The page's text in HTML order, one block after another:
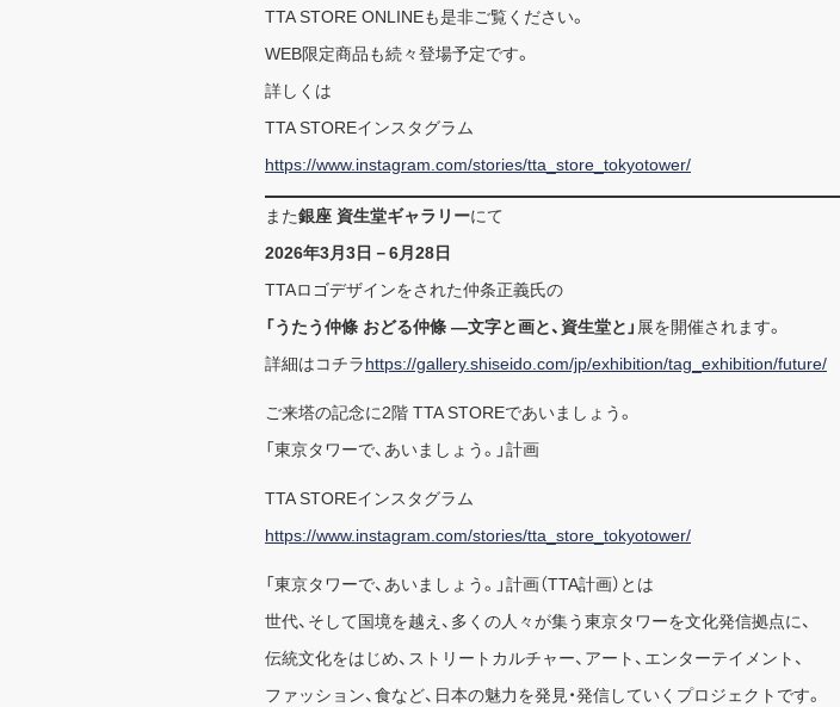
TTA STORE ONLINEも是非ご覧ください。
WEB限定商品も続々登場予定です。
詳しくは
TTA STOREインスタグラム
https://www.instagram.com/stories/tta_store_tokyotower/
また銀座 資生堂ギャラリーにて
2026年3月3日－6月28日
TTAロゴデザインをされた仲条正義氏の
「うたう仲條 おどる仲條 ―文字と画と、資生堂と」 展を開催されます。
詳細はコチラhttps://gallery.shiseido.com/jp/exhibition/tag_exhibition/future/
ご来塔の記念に2階 TTA STOREであいましょう。
「東京タワーで、あいましょう。」計画
TTA STOREインスタグラム
https://www.instagram.com/stories/tta_store_tokyotower/
「東京タワーで、あいましょう。」計画（TTA計画）とは
世代、そして国境を越え、多くの人々が集う東京タワーを文化発信拠点に、
伝統文化をはじめ、ストリートカルチャー、アート、エンターテイメント、
ファッション、食など、日本の魅力を発見・発信していくプロジェクトです。